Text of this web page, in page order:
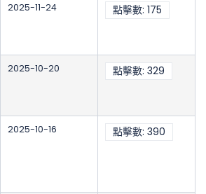
2025-11-24 點擊數: 175
2025-10-20 點擊數: 329
2025-10-16 點擊數: 390